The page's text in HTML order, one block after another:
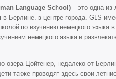
Language School) – это одна из
в Берлине, в центре города. GLS
по изучению немецкого языка
немецкого языка и
озера Цойтенер, недалеко от
также проводят здесь свои